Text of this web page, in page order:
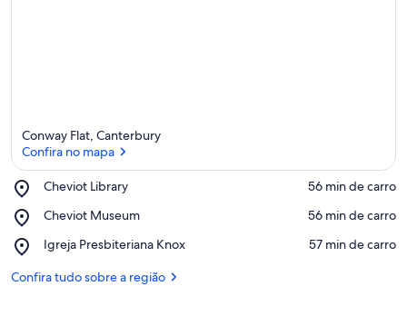
Conway Flat, Canterbury
Confira no mapa
Cheviot Library
Place,
Library
‪56 min de carro‬
Cheviot Museum
Place,
Museum
‪56 min de carro‬
Igreja Presbiteriana Knox
Place,
Presbiteriana
‪57 min de carro‬
Confira tudo sobre a região